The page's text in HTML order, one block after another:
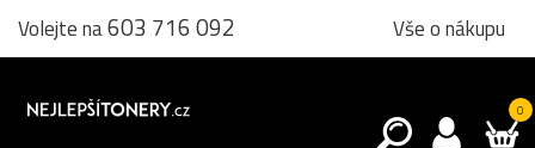
Volejte na603 716 092 Vše o nákupu
0